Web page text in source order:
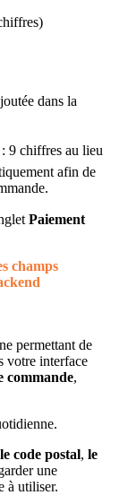
dans la
9 chiffres au lieu
afin de
Paiement
champs
permettant de
votre interface
commande,
le code postal, le
une
à utiliser.